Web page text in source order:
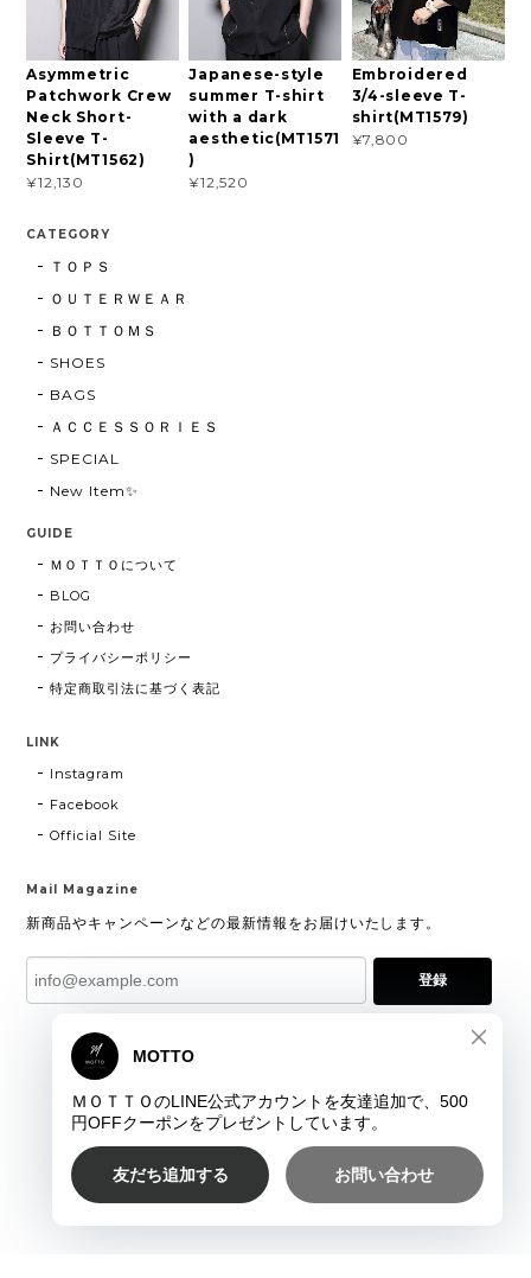
Asymmetric
Patchwork Crew
Neck Short-
Sleeve T-
Shirt(MT1562)
¥12,130
Japanese-style
summer T-shirt
with a dark
aesthetic(MT1571
)
¥12,520
Embroidered
3/4-sleeve T-
shirt(MT1579)
¥7,800
CATEGORY
ＴＯＰＳ
ＯＵＴＥＲＷＥＡＲ
ＢＯＴＴＯＭＳ
SHOES
BAGS
ＡＣＣＥＳＳＯＲＩＥＳ
SPECIAL
New Item✨
GUIDE
ＭＯＴＴＯについて
BLOG
お問い合わせ
プライバシーポリシー
特定商取引法に基づく表記
LINK
Instagram
Facebook
Official Site
Mail Magazine
新商品やキャンペーンなどの最新情報をお届けいたします。
登録